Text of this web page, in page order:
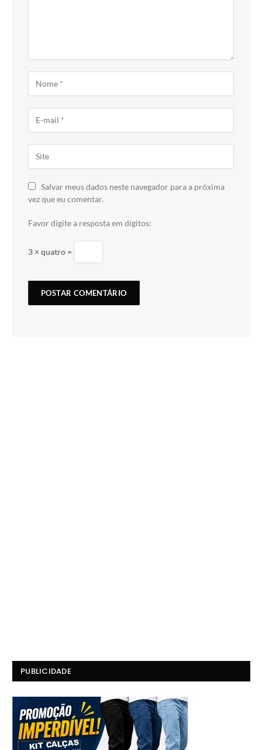
Salvar meus dados neste navegador para a próxima
vez que eu comentar.
Favor digite a resposta em dígitos:
3 × quatro =
PUBLICIDADE